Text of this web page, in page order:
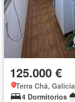
125.000 €
Terra Chá, Galicia
4 Dormitorios